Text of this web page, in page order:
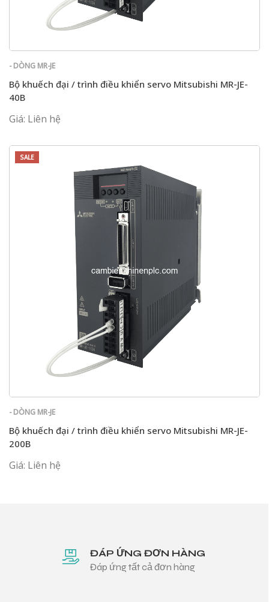
- DÒNG MR-JE
Bộ khuếch đại / trình điều khiển servo Mitsubishi MR-JE-
40B
Giá: Liên hệ
SALE
- DÒNG MR-JE
Bộ khuếch đại / trình điều khiển servo Mitsubishi MR-JE-
200B
Giá: Liên hệ
ĐÁP ỨNG ĐƠN HÀNG
Đáp ứng tất cả đơn hàng